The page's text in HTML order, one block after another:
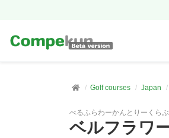
Golf courses Japan
べるふらわーかんとりーくらぶ
ベルフラワ